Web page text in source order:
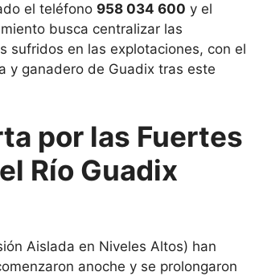
el teléfono 958 034 600 y el
busca centralizar las
sufridos en las explotaciones, con el
y ganadero de Guadix tras este
por las Fuertes
Río Guadix
Aislada en Niveles Altos) han
anoche y se prolongaron